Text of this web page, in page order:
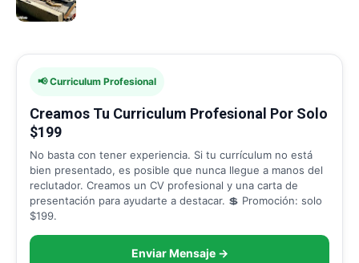
📢 Curriculum Profesional
Creamos Tu Curriculum Profesional Por Solo
$199
No basta con tener experiencia. Si tu currículum no está
bien presentado, es posible que nunca llegue a manos del
reclutador. Creamos un CV profesional y una carta de
presentación para ayudarte a destacar. 💲 Promoción: solo
$199.
Enviar Mensaje →